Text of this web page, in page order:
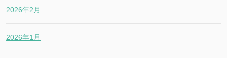
2026年2月
2026年1月